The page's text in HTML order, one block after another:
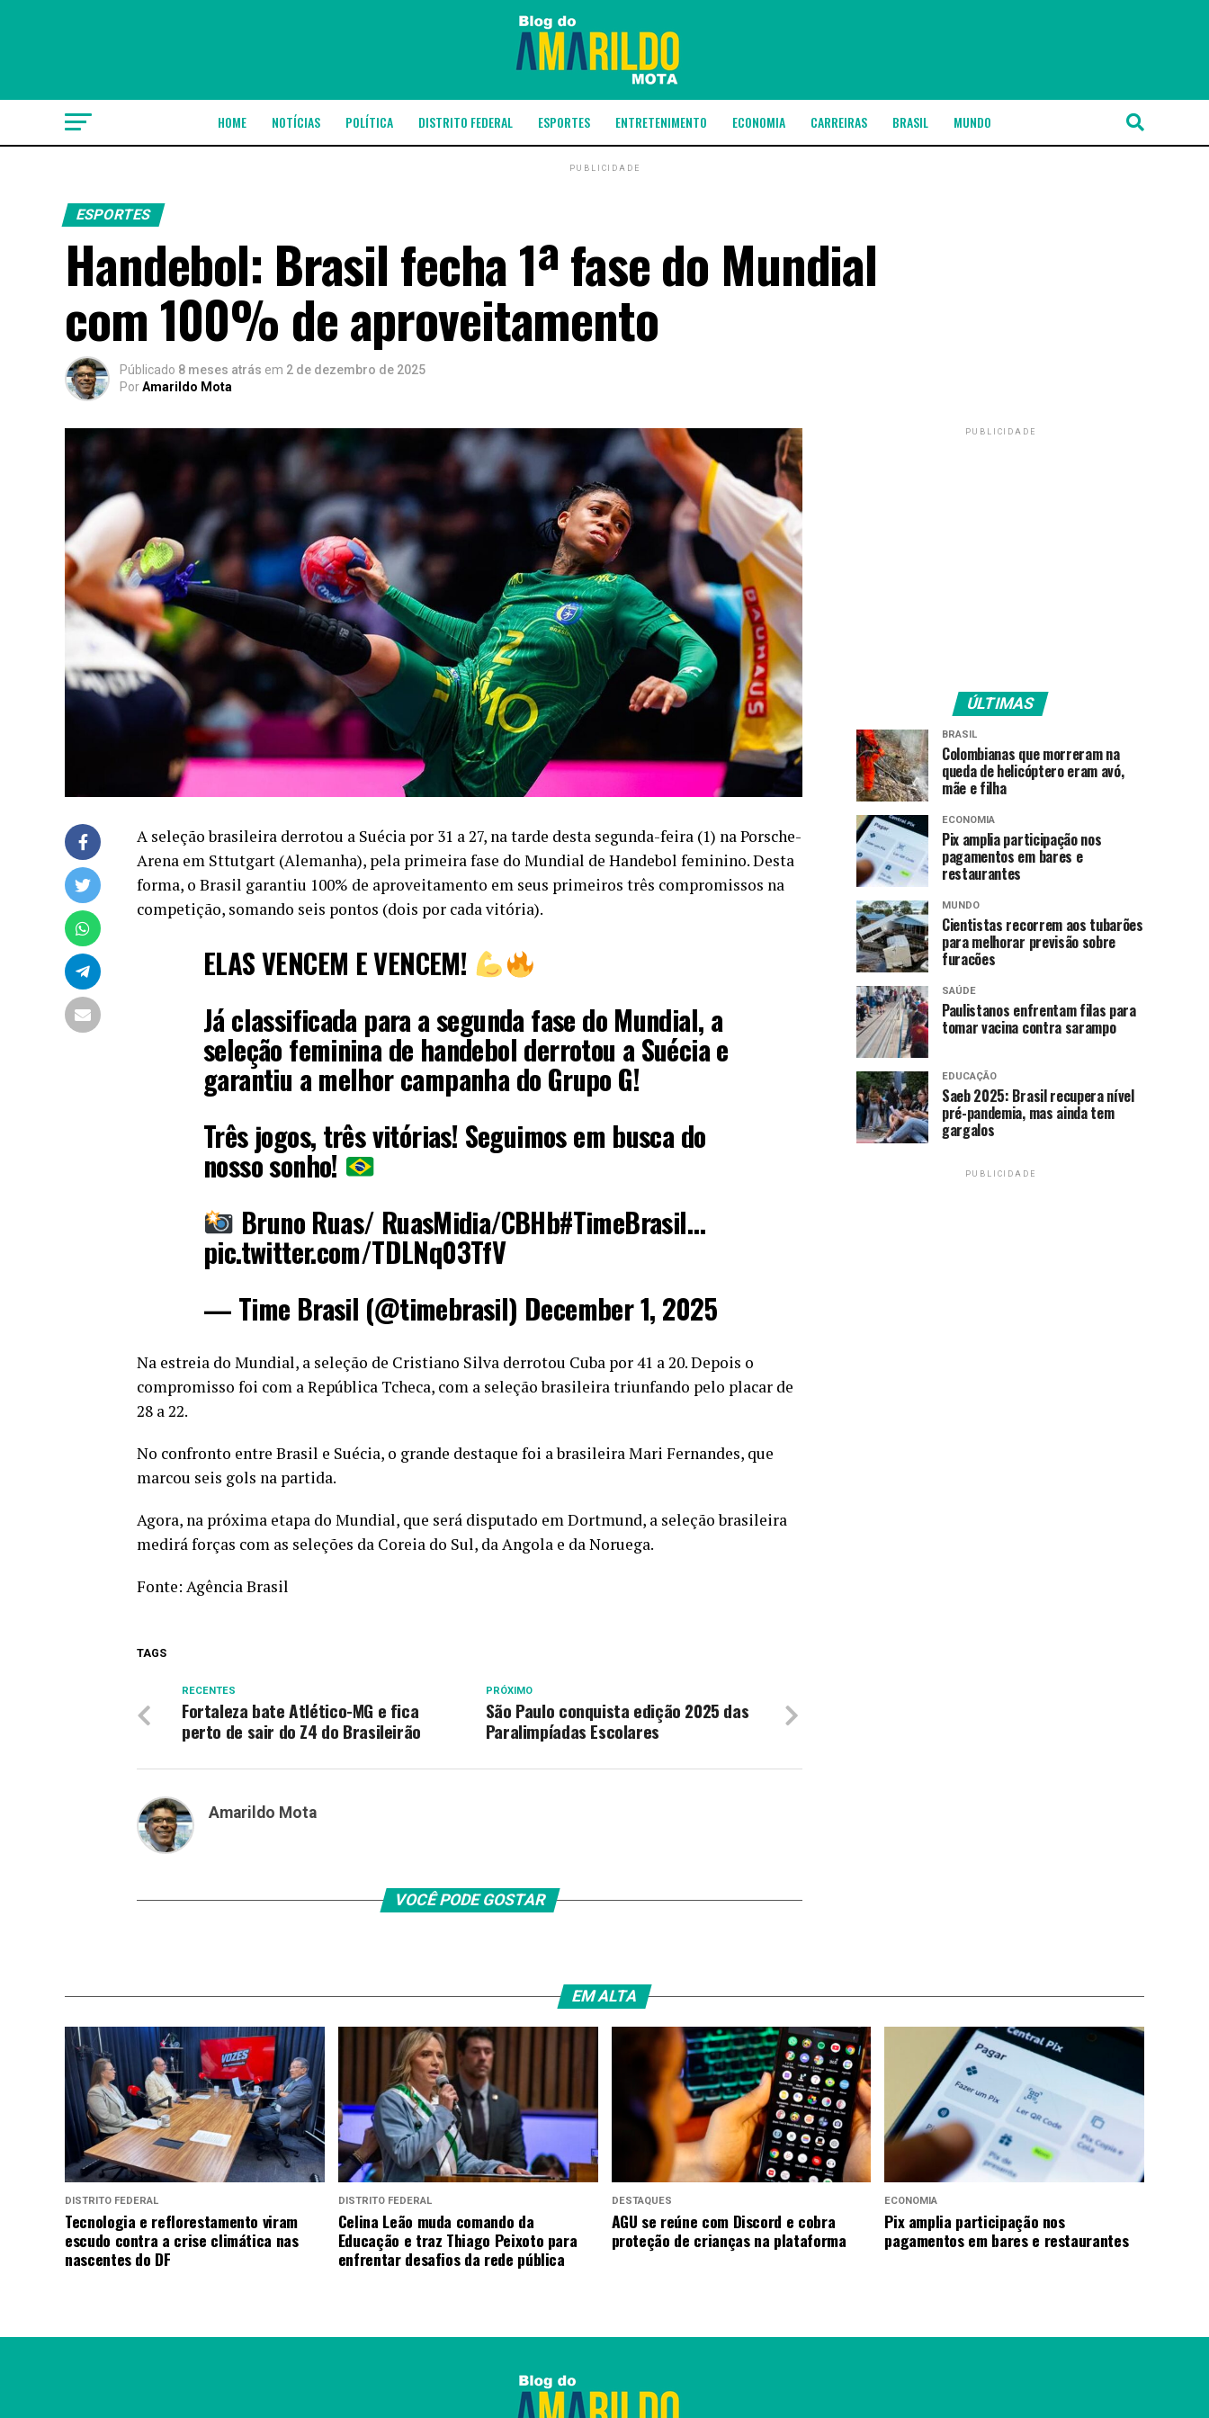
HOME NOTÍCIAS POLÍTICA DISTRITO FEDERAL ESPORTES ENTRETENIMENTO ECONOMIA CARREIRAS BRASIL MUNDO
PUBLICIDADE
ESPORTES
Handebol: Brasil fecha 1ª fase do Mundial
com 100% de aproveitamento
Públicado 8 meses atrás em 2 de dezembro de 2025
PorAmarildo Mota
A seleção brasileira derrotou a Suécia por 31 a 27, na tarde desta segunda-feira (1) na Porsche-
Arena em Sttutgart (Alemanha), pela primeira fase do Mundial de Handebol feminino. Desta
forma, o Brasil garantiu 100% de aproveitamento em seus primeiros três compromissos na
competição, somando seis pontos (dois por cada vitória).
ELAS VENCEM E VENCEM!
Já classificada para a segunda fase do Mundial, a
seleção feminina de handebol derrotou a Suécia e
garantiu a melhor campanha do Grupo G!
Três jogos, três vitórias! Seguimos em busca do
nosso sonho!
Bruno Ruas/ RuasMidia/CBHb#TimeBrasil…
pic.twitter.com/TDLNq03TfV
— Time Brasil (@timebrasil) December 1, 2025
Na estreia do Mundial, a seleção de Cristiano Silva derrotou Cuba por 41 a 20. Depois o
compromisso foi com a República Tcheca, com a seleção brasileira triunfando pelo placar de
28 a 22.
No confronto entre Brasil e Suécia, o grande destaque foi a brasileira Mari Fernandes, que
marcou seis gols na partida.
Agora, na próxima etapa do Mundial, que será disputado em Dortmund, a seleção brasileira
medirá forças com as seleções da Coreia do Sul, da Angola e da Noruega.
Fonte: Agência Brasil
TAGS
PRÓXIMO
São Paulo conquista edição 2025 das
Paralimpíadas Escolares
RECENTES
Fortaleza bate Atlético-MG e fica
perto de sair do Z4 do Brasileirão
Amarildo Mota
VOCÊ PODE GOSTAR
PUBLICIDADE
ÚLTIMAS
BRASIL
Colombianas que morreram na
queda de helicóptero eram avó,
mãe e filha
ECONOMIA
Pix amplia participação nos
pagamentos em bares e
restaurantes
MUNDO
Cientistas recorrem aos tubarões
para melhorar previsão sobre
furacões
SAÚDE
Paulistanos enfrentam filas para
tomar vacina contra sarampo
EDUCAÇÃO
Saeb 2025: Brasil recupera nível
pré-pandemia, mas ainda tem
gargalos
PUBLICIDADE
EM ALTA
DISTRITO FEDERAL
Tecnologia e reflorestamento viram
escudo contra a crise climática nas
nascentes do DF
DISTRITO FEDERAL
Celina Leão muda comando da
Educação e traz Thiago Peixoto para
enfrentar desafios da rede pública
DESTAQUES
AGU se reúne com Discord e cobra
proteção de crianças na plataforma
ECONOMIA
Pix amplia participação nos
pagamentos em bares e restaurantes